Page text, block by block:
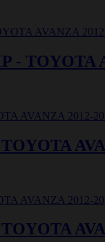
- TOYOTA